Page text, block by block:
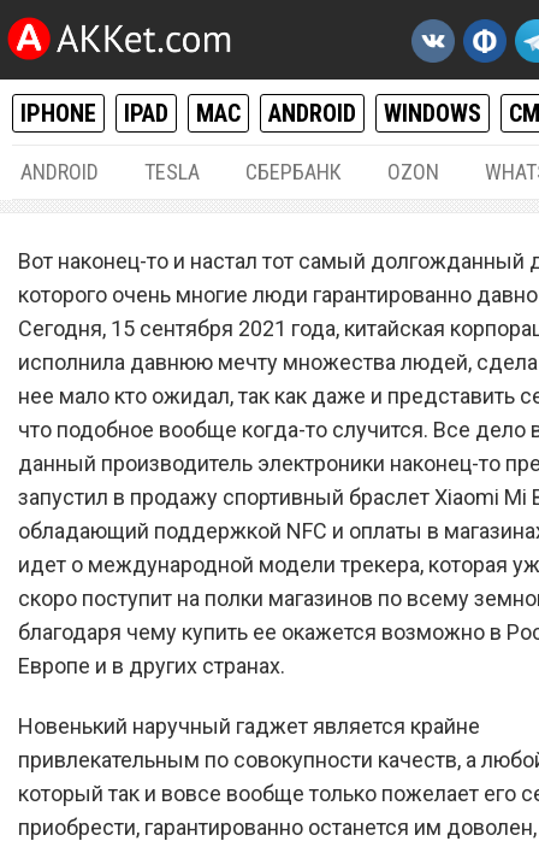
IPHONE IPAD MAC ANDROID WINDOWS
ANDROID TESLA СБЕРБАНК OZON
Xiaomi Mi Band 6 с
NFC и оплаты в магазинах
поступил в продажу
Вот наконец-то и настал тот самый долгожданный
которого очень многие люди гарантированно
Сегодня, 15 сентября 2021 года, китайская
исполнила давнюю мечту множества людей,
нее мало кто ожидал, так как даже и представить
что подобное вообще когда-то случится. Все дело
данный производитель электроники наконец-то
запустил в продажу спортивный браслет Xiaomi Mi
обладающий поддержкой NFC и оплаты в
идет о международной модели трекера, которая
скоро поступит на полки магазинов по всему
благодаря чему купить ее окажется возможно в
Европе и в других странах.
Новенький наручный гаджет является крайне
привлекательным по совокупности качеств, а
который так и вовсе вообще только пожелает его
приобрести, гарантированно останется им